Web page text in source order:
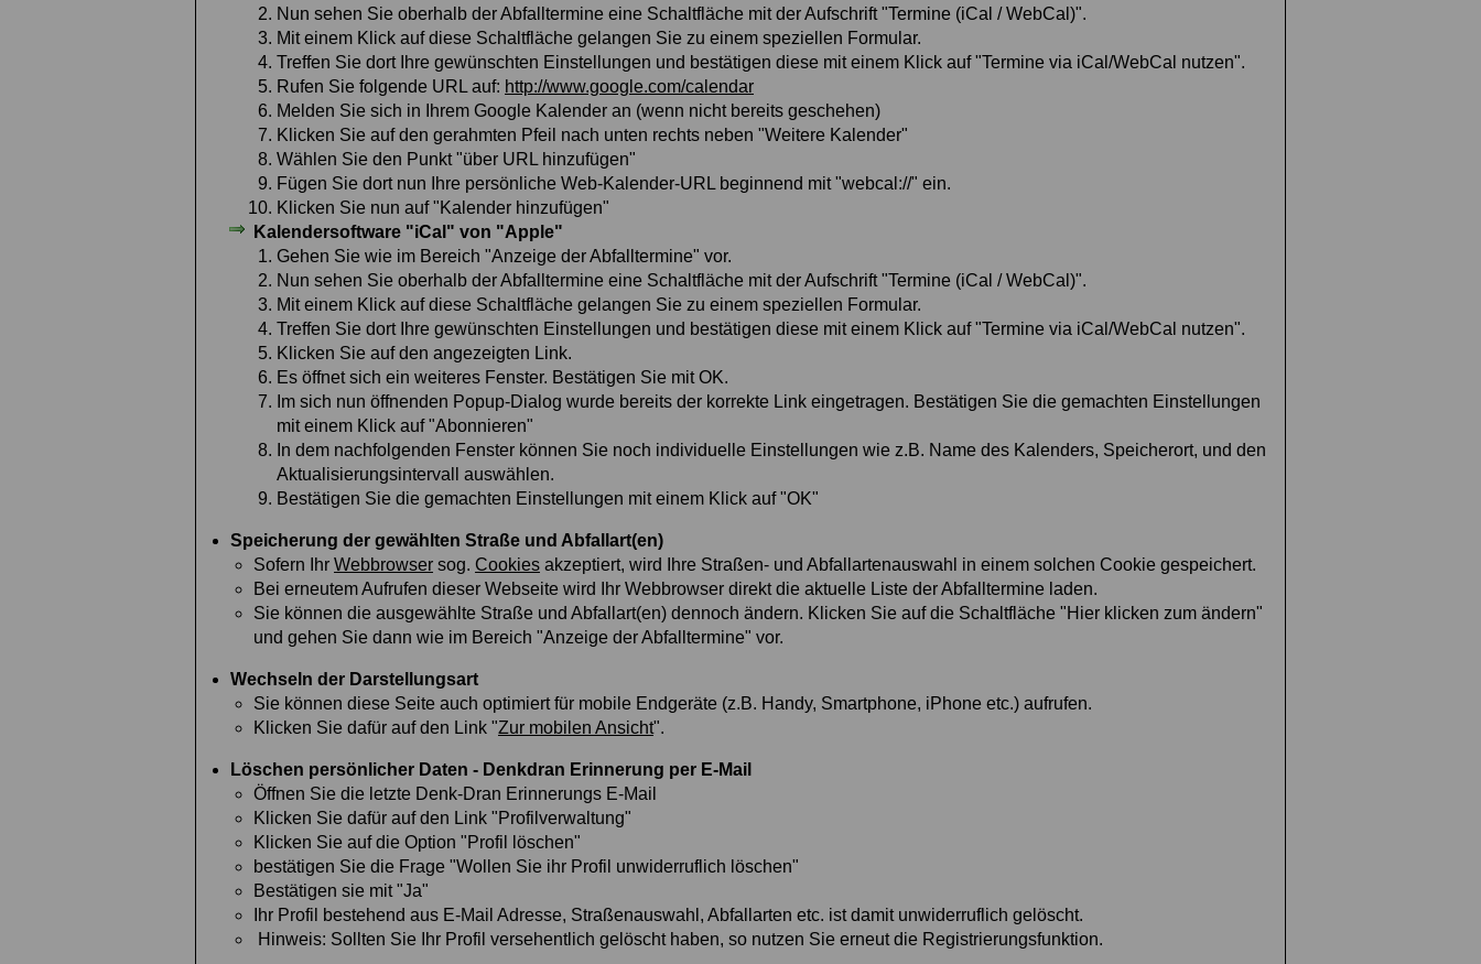
Nun sehen Sie oberhalb der Abfalltermine eine Schaltfläche mit der Aufschrift "Termine (iCal / WebCal)".
Mit einem Klick auf diese Schaltfläche gelangen Sie zu einem speziellen Formular.
Treffen Sie dort Ihre gewünschten Einstellungen und bestätigen diese mit einem Klick auf "Termine via iCal/WebCal nutzen".
Rufen Sie folgende URL auf: http://www.google.com/calendar
Melden Sie sich in Ihrem Google Kalender an (wenn nicht bereits geschehen)
Klicken Sie auf den gerahmten Pfeil nach unten rechts neben "Weitere Kalender"
Wählen Sie den Punkt "über URL hinzufügen"
Fügen Sie dort nun Ihre persönliche Web-Kalender-URL beginnend mit "webcal://" ein.
Klicken Sie nun auf "Kalender hinzufügen"
Kalendersoftware "iCal" von "Apple"
Gehen Sie wie im Bereich "Anzeige der Abfalltermine" vor.
Nun sehen Sie oberhalb der Abfalltermine eine Schaltfläche mit der Aufschrift "Termine (iCal / WebCal)".
Mit einem Klick auf diese Schaltfläche gelangen Sie zu einem speziellen Formular.
Treffen Sie dort Ihre gewünschten Einstellungen und bestätigen diese mit einem Klick auf "Termine via iCal/WebCal nutzen".
Klicken Sie auf den angezeigten Link.
Es öffnet sich ein weiteres Fenster. Bestätigen Sie mit OK.
Im sich nun öffnenden Popup-Dialog wurde bereits der korrekte Link eingetragen. Bestätigen Sie die gemachten Einstellungen
mit einem Klick auf "Abonnieren"
In dem nachfolgenden Fenster können Sie noch individuelle Einstellungen wie z.B. Name des Kalenders, Speicherort, und den
Aktualisierungsintervall auswählen.
Bestätigen Sie die gemachten Einstellungen mit einem Klick auf "OK"
Speicherung der gewählten Straße und Abfallart(en)
Sofern Ihr Webbrowser sog. Cookies akzeptiert, wird Ihre Straßen- und Abfallartenauswahl in einem solchen Cookie gespeichert.
Bei erneutem Aufrufen dieser Webseite wird Ihr Webbrowser direkt die aktuelle Liste der Abfalltermine laden.
Sie können die ausgewählte Straße und Abfallart(en) dennoch ändern. Klicken Sie auf die Schaltfläche "Hier klicken zum ändern"
und gehen Sie dann wie im Bereich "Anzeige der Abfalltermine" vor.
Wechseln der Darstellungsart
Sie können diese Seite auch optimiert für mobile Endgeräte (z.B. Handy, Smartphone, iPhone etc.) aufrufen.
Klicken Sie dafür auf den Link "Zur mobilen Ansicht".
Löschen persönlicher Daten - Denkdran Erinnerung per E-Mail
Öffnen Sie die letzte Denk-Dran Erinnerungs E-Mail
Klicken Sie dafür auf den Link "Profilverwaltung"
Klicken Sie auf die Option "Profil löschen"
bestätigen Sie die Frage "Wollen Sie ihr Profil unwiderruflich löschen"
Bestätigen sie mit "Ja"
Ihr Profil bestehend aus E-Mail Adresse, Straßenauswahl, Abfallarten etc. ist damit unwiderruflich gelöscht.
Hinweis: Sollten Sie Ihr Profil versehentlich gelöscht haben, so nutzen Sie erneut die Registrierungsfunktion.